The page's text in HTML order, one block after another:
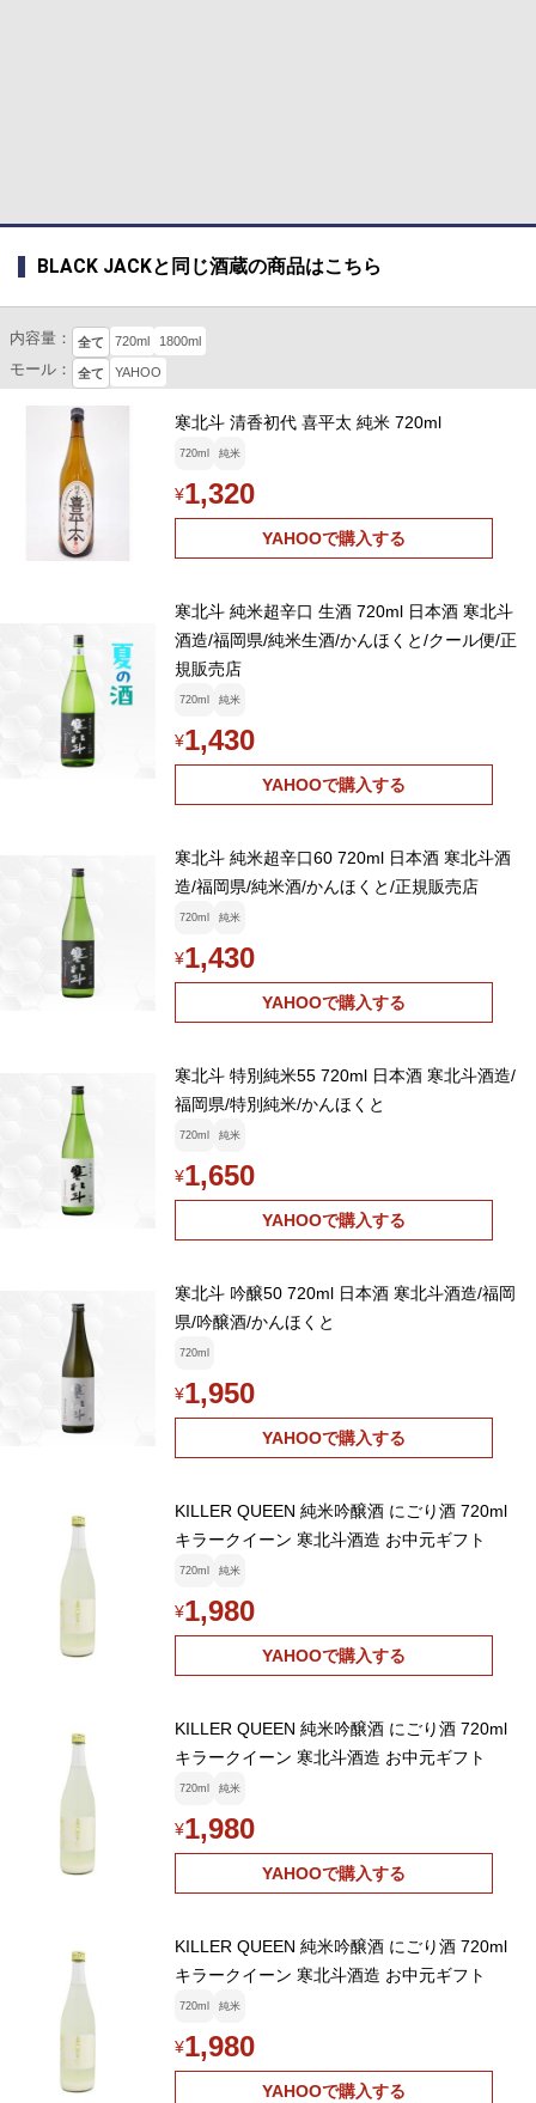
BLACK JACKと同じ酒蔵の商品はこちら
内容量： 全て 720ml 1800ml
モール： 全て YAHOO
寒北斗 清香初代 喜平太 純米 720ml
720ml 純米
¥1,320
YAHOOで購入する
寒北斗 純米超辛口 生酒 720ml 日本酒 寒北斗
酒造/福岡県/純米生酒/かんほくと/クール便/正
規販売店
720ml 純米
¥1,430
YAHOOで購入する
寒北斗 純米超辛口60 720ml 日本酒 寒北斗酒
造/福岡県/純米酒/かんほくと/正規販売店
720ml 純米
¥1,430
YAHOOで購入する
寒北斗 特別純米55 720ml 日本酒 寒北斗酒造/
福岡県/特別純米/かんほくと
720ml 純米
¥1,650
YAHOOで購入する
寒北斗 吟醸50 720ml 日本酒 寒北斗酒造/福岡
県/吟醸酒/かんほくと
720ml
¥1,950
YAHOOで購入する
KILLER QUEEN 純米吟醸酒 にごり酒 720ml
キラークイーン 寒北斗酒造 お中元ギフト
720ml 純米
¥1,980
YAHOOで購入する
KILLER QUEEN 純米吟醸酒 にごり酒 720ml
キラークイーン 寒北斗酒造 お中元ギフト
720ml 純米
¥1,980
YAHOOで購入する
KILLER QUEEN 純米吟醸酒 にごり酒 720ml
キラークイーン 寒北斗酒造 お中元ギフト
720ml 純米
¥1,980
YAHOOで購入する